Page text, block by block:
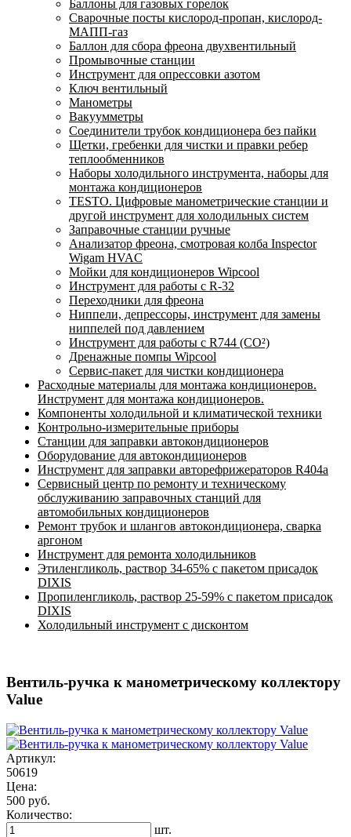
Баллоны для газовых горелок
Сварочные посты кислород-пропан, кислород-
МАПП-газ
Баллон для сбора фреона двухвентильный
Промывочные станции
Инструмент для опрессовки азотом
Ключ вентильный
Манометры
Вакуумметры
Соединители трубок кондиционера без пайки
Щетки, гребенки для чистки и правки ребер
теплообменников
Наборы холодильного инструмента, наборы для
монтажа кондиционеров
TESTO. Цифровые манометрические станции и
другой инструмент для холодильных систем
Заправочные станции ручные
Анализатор фреона, смотровая колба Inspector
Wigam HVAC
Мойки для кондиционеров Wipcool
Инструмент для работы с R-32
Переходники для фреона
Ниппели, депрессоры, инструмент для замены
ниппелей под давлением
Инструмент для работы с R744 (CO²)
Дренажные помпы Wipcool
Сервис-пакет для чистки кондиционера
Расходные материалы для монтажа кондиционеров.
Инструмент для монтажа кондиционеров.
Компоненты холодильной и климатической техники
Контрольно-измерительные приборы
Станции для заправки автокондиционеров
Оборудование для автокондиционеров
Инструмент для заправки авторефрижераторов R404a
Сервисный центр по ремонту и техническому
обслуживанию заправочных станций для
автомобильных кондиционеров
Ремонт трубок и шлангов автокондиционера, сварка
аргоном
Инструмент для ремонта холодильников
Этиленгликоль, раствор 34-65% с пакетом присадок
DIXIS
Пропиленгликоль, раствор 25-59% с пакетом присадок
DIXIS
Холодильный инструмент с дисконтом
Вентиль-ручка к манометрическому коллектору
Value
Артикул:
50619
Цена:
500 руб.
Количество:
шт.